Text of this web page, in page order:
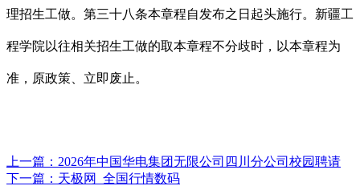
理招生工做。第三十八条本章程自发布之日起头施行。新疆工
程学院以往相关招生工做的取本章程不分歧时，以本章程为
准，原政策、立即废止。
上一篇： 2026年中国华电集团无限公司四川分公司校园聘请
下一篇： 天极网_全国行情数码